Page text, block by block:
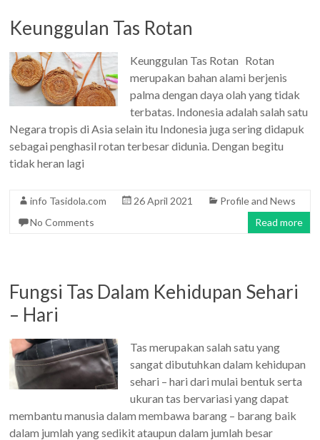
Keunggulan Tas Rotan
Keunggulan Tas Rotan Rotan
merupakan bahan alami berjenis
palma dengan daya olah yang tidak
terbatas. Indonesia adalah salah satu
Negara tropis di Asia selain itu Indonesia juga sering didapuk
sebagai penghasil rotan terbesar didunia. Dengan begitu
tidak heran lagi
info Tasidola.com 26 April 2021
Profile and News
No Comments
Read more
Fungsi Tas Dalam Kehidupan Sehari
– Hari
Tas merupakan salah satu yang
sangat dibutuhkan dalam kehidupan
sehari – hari dari mulai bentuk serta
ukuran tas bervariasi yang dapat
membantu manusia dalam membawa barang – barang baik
dalam jumlah yang sedikit ataupun dalam jumlah besar